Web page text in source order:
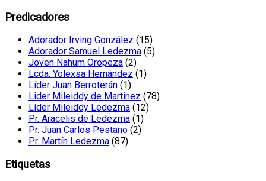
Predicadores
Adorador Irving González (15)
Adorador Samuel Ledezma (5)
Joven Nahum Oropeza (2)
Lcda. Yolexsa Hernández (1)
Líder Juan Berroterán (1)
Lider Mileiddy de Martinez (78)
Líder Mileiddy Ledezma (12)
Pr. Aracelis de Ledezma (1)
Pr. Juan Carlos Pestano (2)
Pr. Martín Ledezma (87)
Etiquetas